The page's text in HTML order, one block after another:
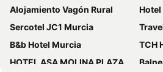
Alojamiento Vagón Rural
Hotel
Sercotel JC1 Murcia
B&b Hotel Murcia
TCH
HOTEL ASA MOLINA PLAZA